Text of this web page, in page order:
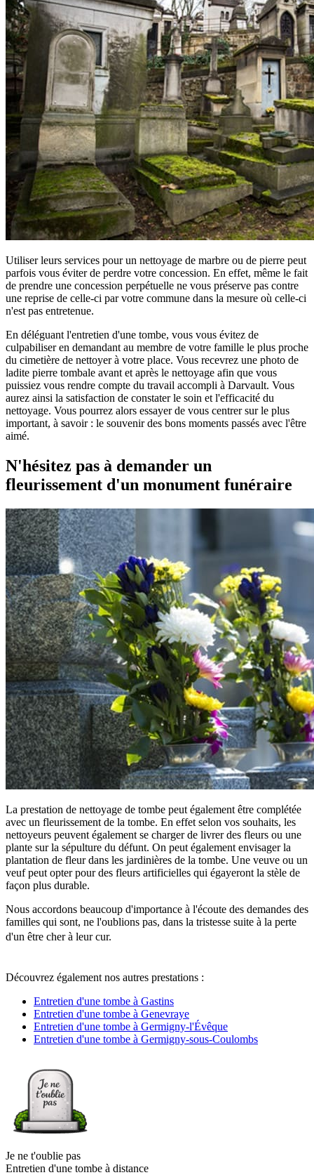
Utiliser leurs services pour un nettoyage de marbre ou de pierre peut
parfois vous éviter de perdre votre concession. En effet, même le fait
de prendre une concession perpétuelle ne vous préserve pas contre
une reprise de celle-ci par votre commune dans la mesure où celle-ci
n'est pas entretenue.
En déléguant l'entretien d'une tombe, vous vous évitez de
culpabiliser en demandant au membre de votre famille le plus proche
du cimetière de nettoyer à votre place. Vous recevrez une photo de
ladite pierre tombale avant et après le nettoyage afin que vous
puissiez vous rendre compte du travail accompli à Darvault. Vous
aurez ainsi la satisfaction de constater le soin et l'efficacité du
nettoyage. Vous pourrez alors essayer de vous centrer sur le plus
important, à savoir : le souvenir des bons moments passés avec l'être
aimé.
N'hésitez pas à demander un
fleurissement d'un monument funéraire
La prestation de nettoyage de tombe peut également être complétée
avec un fleurissement de la tombe. En effet selon vos souhaits, les
nettoyeurs peuvent également se charger de livrer des fleurs ou une
plante sur la sépulture du défunt. On peut également envisager la
plantation de fleur dans les jardinières de la tombe. Une veuve ou un
veuf peut opter pour des fleurs artificielles qui égayeront la stèle de
façon plus durable.
Nous accordons beaucoup d'importance à l'écoute des demandes des
familles qui sont, ne l'oublions pas, dans la tristesse suite à la perte
d'un être cher à leur cur.
Découvrez également nos autres prestations :
Entretien d'une tombe à Gastins
Entretien d'une tombe à Genevraye
Entretien d'une tombe à Germigny-l'Évêque
Entretien d'une tombe à Germigny-sous-Coulombs
Je ne t'oublie pas
Entretien d'une tombe à distance